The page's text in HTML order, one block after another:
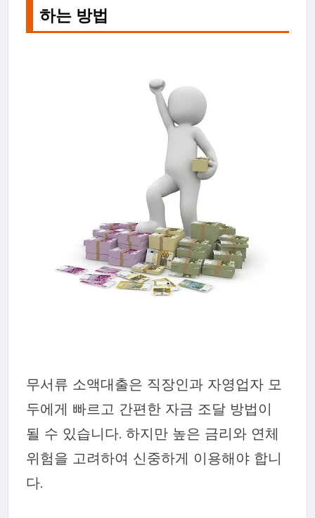
하는 방법
무서류 소액대출은 직장인과 자영업자 모
두에게 빠르고 간편한 자금 조달 방법이
될 수 있습니다. 하지만 높은 금리와 연체
위험을 고려하여 신중하게 이용해야 합니
다.